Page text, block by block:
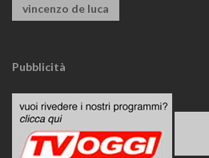
vincenzo de luca
Pubblicità